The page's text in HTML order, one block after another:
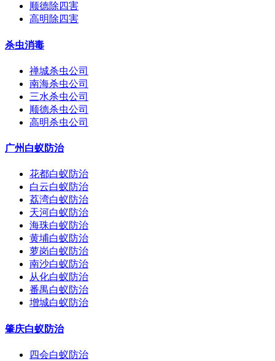
顺德除四害
高明除四害
杀虫消毒
禅城杀虫公司
南海杀虫公司
三水杀虫公司
顺德杀虫公司
高明杀虫公司
广州白蚁防治
花都白蚁防治
白云白蚁防治
荔湾白蚁防治
天河白蚁防治
海珠白蚁防治
黄埔白蚁防治
萝岗白蚁防治
南沙白蚁防治
从化白蚁防治
番禺白蚁防治
增城白蚁防治
肇庆白蚁防治
四会白蚁防治